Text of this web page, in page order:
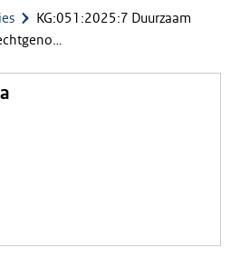
KG:051:2025:7 Duurzaam